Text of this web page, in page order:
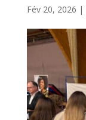
Fév 20, 2026 |